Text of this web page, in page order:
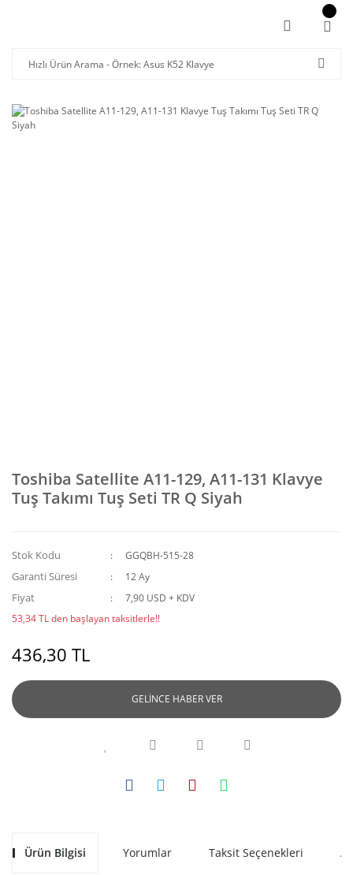
Toshiba Satellite A11-129, A11-131 Klavye
Tuş Takımı Tuş Seti TR Q Siyah
Stok Kodu GGQBH-515-28
Garanti Süresi 12 Ay
Fiyat
7,90 USD + KDV
53,34 TL den başlayan taksitlerle!!
436,30 TL
GELİNCE HABER VER
Ürün Bilgisi Yorumlar Taksit Seçenekleri